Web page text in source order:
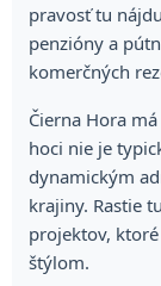
pravosť tu
penzióny a
komerčných
Čierna Hora
hoci nie je
dynamickým
krajiny. Rastie
projektov,
štýlom.